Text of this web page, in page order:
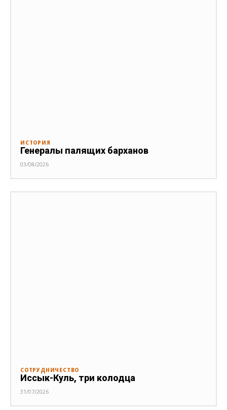
ИСТОРИЯ
Генералы палящих барханов
03/08/2026
СОТРУДНИЧЕСТВО
Иссык-Куль, три колодца
31/07/2026